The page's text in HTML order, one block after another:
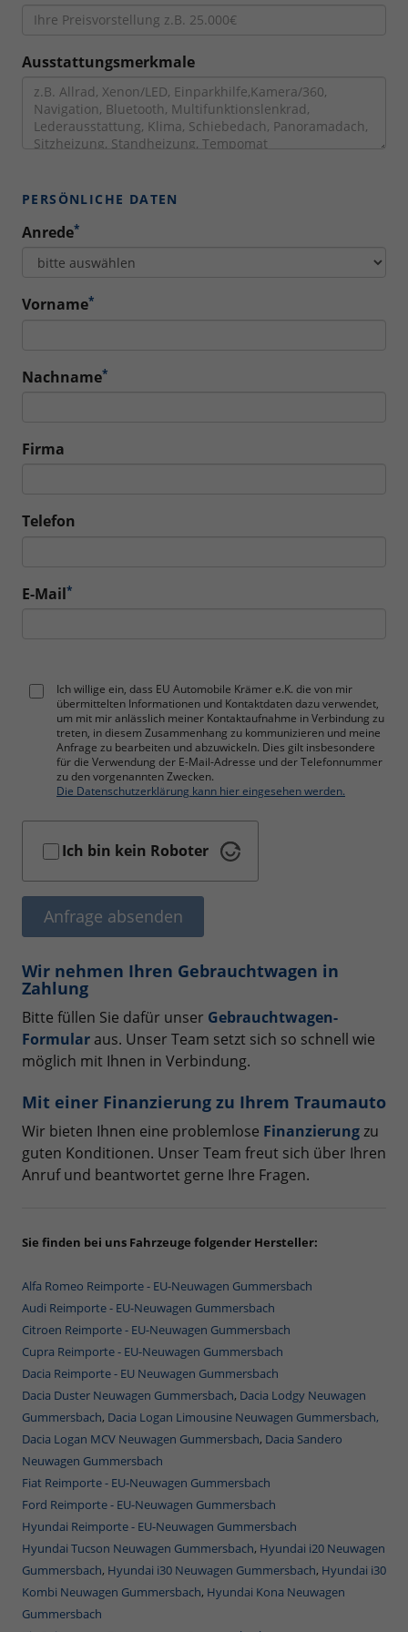
Ausstattungsmerkmale
PERSÖNLICHE DATEN
Anrede*
Vorname*
Nachname*
Firma
Telefon
E-Mail*
Ich willige ein, dass EU Automobile Krämer e.K. die von mir
übermittelten Informationen und Kontaktdaten dazu verwendet,
um mit mir anlässlich meiner Kontaktaufnahme in Verbindung zu
treten, in diesem Zusammenhang zu kommunizieren und meine
Anfrage zu bearbeiten und abzuwickeln. Dies gilt insbesondere
für die Verwendung der E-Mail-Adresse und der Telefonnummer
zu den vorgenannten Zwecken.
Die Datenschutzerklärung kann hier eingesehen werden.
Ich bin kein Roboter
Anfrage absenden
Wir nehmen Ihren Gebrauchtwagen in
Zahlung
Bitte füllen Sie dafür unser Gebrauchtwagen-
Formular aus. Unser Team setzt sich so schnell wie
möglich mit Ihnen in Verbindung.
Mit einer Finanzierung zu Ihrem Traumauto
Wir bieten Ihnen eine problemlose Finanzierungzu
guten Konditionen. Unser Team freut sich über Ihren
Anruf und beantwortet gerne Ihre Fragen.
Sie finden bei uns Fahrzeuge folgender Hersteller:
Alfa Romeo Reimporte - EU-Neuwagen Gummersbach
Audi Reimporte - EU-Neuwagen Gummersbach
Citroen Reimporte - EU-Neuwagen Gummersbach
Cupra Reimporte - EU-Neuwagen Gummersbach
Dacia Reimporte - EU Neuwagen Gummersbach
Dacia Duster Neuwagen Gummersbach, Dacia Lodgy Neuwagen
Gummersbach, Dacia Logan Limousine Neuwagen Gummersbach,
Dacia Logan MCV Neuwagen Gummersbach, Dacia Sandero
Neuwagen Gummersbach
Fiat Reimporte - EU-Neuwagen Gummersbach
Ford Reimporte - EU-Neuwagen Gummersbach
Hyundai Reimporte - EU-Neuwagen Gummersbach
Hyundai Tucson Neuwagen Gummersbach, Hyundai i20 Neuwagen
Gummersbach, Hyundai i30 Neuwagen Gummersbach, Hyundai i30
Kombi Neuwagen Gummersbach, Hyundai Kona Neuwagen
Gummersbach